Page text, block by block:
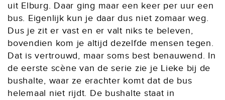
uit Elburg. Daar ging maar een keer per uur een
bus. Eigenlijk kun je daar dus niet zomaar weg.
Dus je zit er vast en er valt niks te beleven,
bovendien kom je altijd dezelfde mensen tegen.
Dat is vertrouwd, maar soms best benauwend. In
de eerste scène van de serie zie je Lieke bij de
bushalte, waar ze erachter komt dat de bus
helemaal niet rijdt. De bushalte staat in